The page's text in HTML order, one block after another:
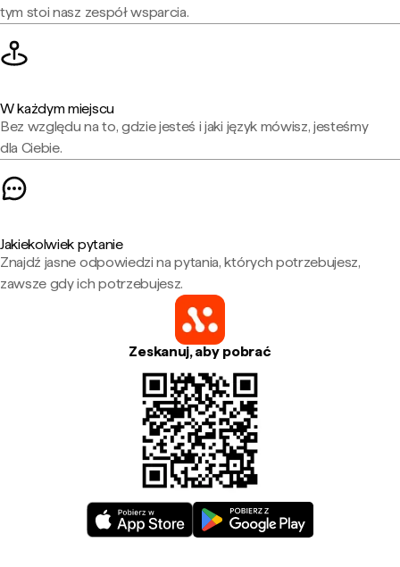
tym stoi nasz zespół wsparcia.
W każdym miejscu
Bez względu na to, gdzie jesteś i jaki język mówisz, jesteśmy
dla Ciebie.
Jakiekolwiek pytanie
Znajdź jasne odpowiedzi na pytania, których potrzebujesz,
zawsze gdy ich potrzebujesz.
Zeskanuj, aby pobrać